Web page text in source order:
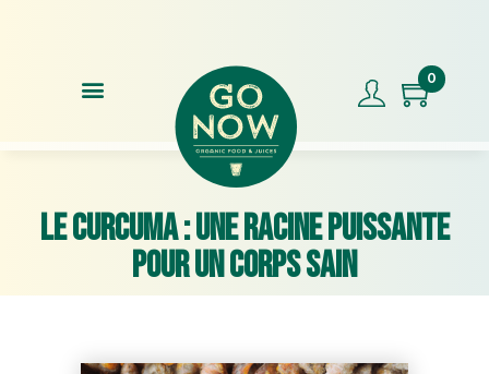
0
Le curcuma : une racine puissante
pour un corps sain